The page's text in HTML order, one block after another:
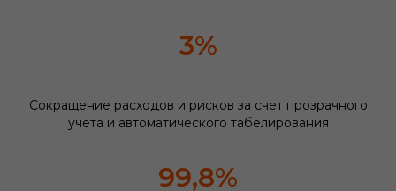
3%
Сокращение расходов и рисков за счет прозрачного
учета и автоматического табелирования
99,8%